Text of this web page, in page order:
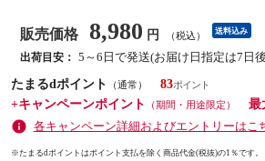
販売価格 8,980 円 （税込） 送料込み
出荷目安： 5～6日で発送(お届け日指定は7日
たまるdポイント
（通常）
83
+キャンペーンポイント
（期間・用途限定）
最
各キャンペーン詳細およびエントリーはこ
※たまるdポイントはポイント支払を除く商品代金(税抜)の1％です。